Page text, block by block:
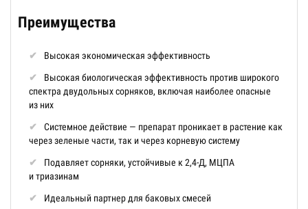
Преимущества
Высокая экономическая эффективность
Высокая биологическая эффективность против широкого
спектра двудольных сорняков, включая наиболее опасные
из них
Системное действие — препарат проникает в растение как
через зеленые части, так и через корневую систему
Подавляет сорняки, устойчивые к 2,4-Д, МЦПА
и триазинам
Идеальный партнер для баковых смесей